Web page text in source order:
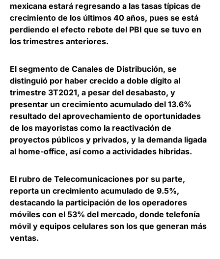
mexicana estará regresando a las tasas típicas de
crecimiento de los últimos 40 años, pues se está
perdiendo el efecto rebote del PBI que se tuvo en
los trimestres anteriores.
El segmento de Canales de Distribución, se
distinguió por haber crecido a doble dígito al
trimestre 3T2021, a pesar del desabasto, y
presentar un crecimiento acumulado del 13.6%
resultado del aprovechamiento de oportunidades
de los mayoristas como la reactivación de
proyectos públicos y privados, y la demanda ligada
al home-office, así como a actividades híbridas.
El rubro de Telecomunicaciones por su parte,
reporta un crecimiento acumulado de 9.5%,
destacando la participación de los operadores
móviles con el 53% del mercado, donde telefonía
móvil y equipos celulares son los que generan más
ventas.